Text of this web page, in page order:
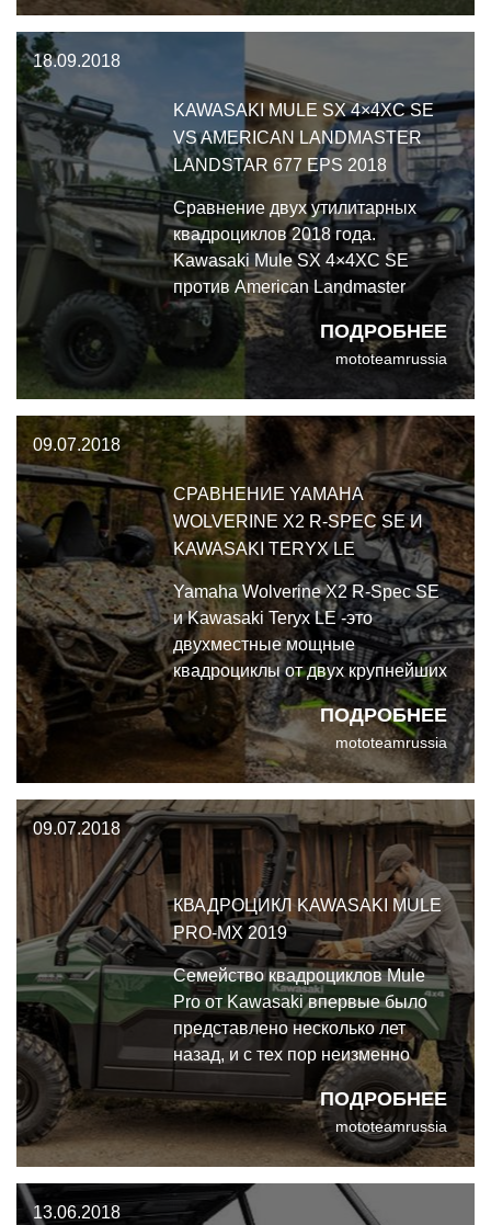
18.09.2018
KAWASAKI MULE SX 4×4XC SE
VS AMERICAN LANDMASTER
LANDSTAR 677 EPS 2018
ПОДРОБНЕЕ
Сравнение двух утилитарных
квадроциклов 2018 года.
Kawasaki Mule SX 4×4XC SE
против American Landmaster
Landstar 677 EPS. Для тех кому
нужен универсальный,
компактный вездеход.mototeamrussia
09.07.2018
СРАВНЕНИЕ YAMAHA
WOLVERINE X2 R-SPEC SE И
KAWASAKI TERYX LE
ПОДРОБНЕЕ
Yamaha Wolverine X2 R-Spec SE
и Kawasaki Teryx LE -это
двухместные мощные
квадроциклы от двух крупнейших
производителей на планете. Кто
же из них подарит вам самое
незабываемое приключение?
Давайте, смотреть на числа.
mototeamrussia
09.07.2018
КВАДРОЦИКЛ KAWASAKI MULE
PRO-MX 2019
ПОДРОБНЕЕ
Семейство квадроциклов Mule
Pro от Kawasaki впервые было
представлено несколько лет
назад, и с тех пор неизменно
имело огромный успех. Новый
Kawasaki Mule Pro-MX 2019
построен на шасси меньшего
размера по сравнению с другими
моделями в линейке.
mototeamrussia
13.06.2018